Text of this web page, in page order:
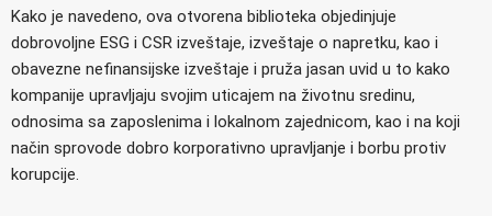
Kako je navedeno, ova otvorena biblioteka objedinjuje
dobrovoljne ESG i CSR izveštaje, izveštaje o napretku, kao i
obavezne nefinansijske izveštaje i pruža jasan uvid u to kako
kompanije upravljaju svojim uticajem na životnu sredinu,
odnosima sa zaposlenima i lokalnom zajednicom, kao i na koji
način sprovode dobro korporativno upravljanje i borbu protiv
korupcije.